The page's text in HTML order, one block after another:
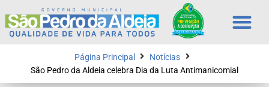
Página Principal
Notícias
São Pedro da Aldeia celebra Dia da Luta Antimanicomial